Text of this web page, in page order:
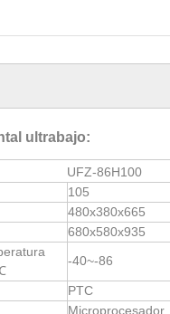
ultrabajo:
UFZ-86H100
105
480x380x665
680x580x935
-40~-86
PTC
Microprocesador